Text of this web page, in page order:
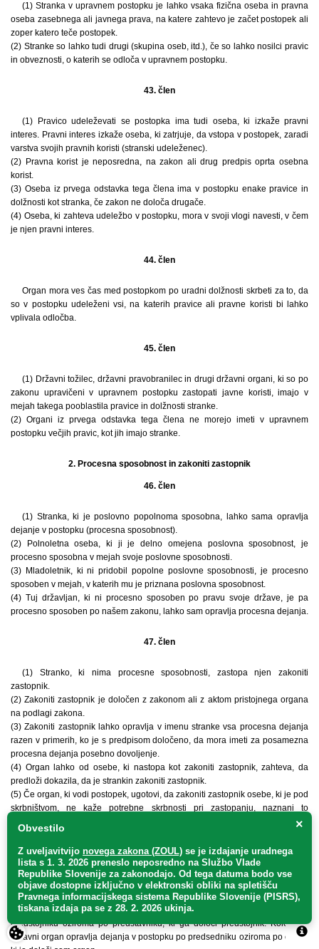
(1) Stranka v upravnem postopku je lahko vsaka fizična oseba in pravna
oseba zasebnega ali javnega prava, na katere zahtevo je začet postopek ali
zoper katero teče postopek.
(2) Stranke so lahko tudi drugi (skupina oseb, itd.), če so lahko nosilci pravic
in obveznosti, o katerih se odloča v upravnem postopku.
43. člen
(1) Pravico udeleževati se postopka ima tudi oseba, ki izkaže pravni
interes. Pravni interes izkaže oseba, ki zatrjuje, da vstopa v postopek, zaradi
varstva svojih pravnih koristi (stranski udeleženec).
(2) Pravna korist je neposredna, na zakon ali drug predpis oprta osebna
korist.
(3) Oseba iz prvega odstavka tega člena ima v postopku enake pravice in
dolžnosti kot stranka, če zakon ne določa drugače.
(4) Oseba, ki zahteva udeležbo v postopku, mora v svoji vlogi navesti, v čem
je njen pravni interes.
44. člen
Organ mora ves čas med postopkom po uradni dolžnosti skrbeti za to, da
so v postopku udeleženi vsi, na katerih pravice ali pravne koristi bi lahko
vplivala odločba.
45. člen
(1) Državni tožilec, državni pravobranilec in drugi državni organi, ki so po
zakonu upravičeni v upravnem postopku zastopati javne koristi, imajo v
mejah takega pooblastila pravice in dolžnosti stranke.
(2) Organi iz prvega odstavka tega člena ne morejo imeti v upravnem
postopku večjih pravic, kot jih imajo stranke.
2. Procesna sposobnost in zakoniti zastopnik
46. člen
(1) Stranka, ki je poslovno popolnoma sposobna, lahko sama opravlja
dejanje v postopku (procesna sposobnost).
(2) Polnoletna oseba, ki ji je delno omejena poslovna sposobnost, je
procesno sposobna v mejah svoje poslovne sposobnosti.
(3) Mladoletnik, ki ni pridobil popolne poslovne sposobnosti, je procesno
sposoben v mejah, v katerih mu je priznana poslovna sposobnost.
(4) Tuj državljan, ki ni procesno sposoben po pravu svoje države, je pa
procesno sposoben po našem zakonu, lahko sam opravlja procesna dejanja.
47. člen
(1) Stranko, ki nima procesne sposobnosti, zastopa njen zakoniti
zastopnik.
(2) Zakoniti zastopnik je določen z zakonom ali z aktom pristojnega organa
na podlagi zakona.
(3) Zakoniti zastopnik lahko opravlja v imenu stranke vsa procesna dejanja
razen v primerih, ko je s predpisom določeno, da mora imeti za posamezna
procesna dejanja posebno dovoljenje.
(4) Organ lahko od osebe, ki nastopa kot zakoniti zastopnik, zahteva, da
predloži dokazila, da je strankin zakoniti zastopnik.
(5) Če organ, ki vodi postopek, ugotovi, da zakoniti zastopnik osebe, ki je pod
skrbništvom, ne kaže potrebne skrbnosti pri zastopanju, naznani to
48. člen
(1) Pravna oseba opravlja dejanja v postopku po zakonitem zastopniku, ki
ga določa zakon oziroma splošni akt pravne osebe v skladu z zakonom.
(2) Monokratično voden državni organ opravlja dejanja v postopku po
predstojniku oziroma po predstavniku, ki ga določi predstojnik. Kolegijski
državni organ opravlja dejanja v postopku po predsedniku oziroma po osebi,
×
Obvestilo
Z uveljavitvijo novega zakona (ZOUL) se je izdajanje uradnega
lista s 1. 3. 2026 preneslo neposredno na Službo Vlade
Republike Slovenije za zakonodajo. Od tega datuma bodo vse
objave dostopne izključno v elektronski obliki na spletišču
Pravnega informacijskega sistema Republike Slovenije (PISRS),
tiskana izdaja pa se z 28. 2. 2026 ukinja.